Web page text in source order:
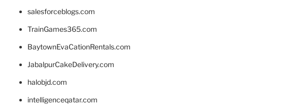
salesforceblogs.com
TrainGames365.com
BaytownEvaCationRentals.com
JabalpurCakeDelivery.com
halobjd.com
intelligenceqatar.com